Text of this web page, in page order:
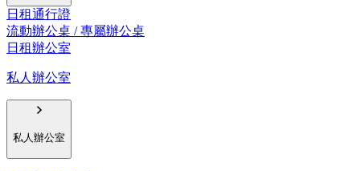
日租通行證
流動辦公桌 / 專屬辦公桌
日租辦公室
私人辦公室
私人辦公室